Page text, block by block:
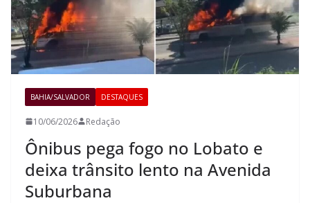
BAHIA/SALVADOR DESTAQUES
10/06/2026 Redação
Ônibus pega fogo no Lobato e
deixa trânsito lento na Avenida
Suburbana